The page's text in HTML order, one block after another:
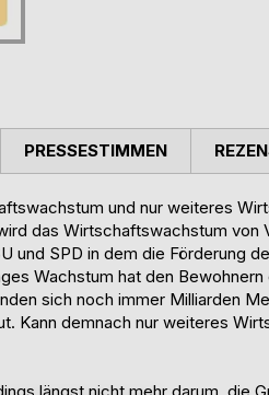
und nur weiteres
das Wirtschaftswachstum von
und SPD in dem die Förderung
Wachstum hat den
sich noch immer Milliarden
Kann demnach nur weiteres
PRESSESTIMMEN